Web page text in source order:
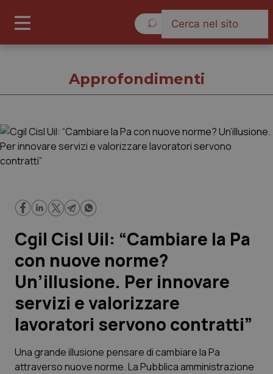
Governo e Parlamento
Regioni e Asl
Lavoro e Professioni
Scienza e Farmaci
Studi e Analisi
Lettere al direttore
Approfondimenti
Cgil Cisl Uil: “Cambiare la Pa
con nuove norme?
Un’illusione. Per innovare
servizi e valorizzare
lavoratori servono contratti”
Una grande illusione pensare di cambiare la Pa
attraverso nuove norme. La Pubblica amministrazione